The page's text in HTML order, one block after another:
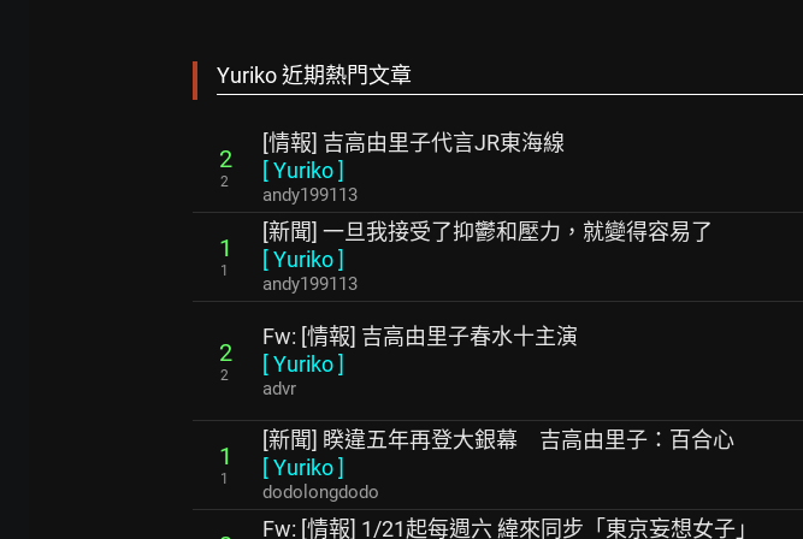
Yuriko 近期熱門文章
2
2
[情報] 吉高由里子代言JR東海線
[Yuriko]
andy199113
1
1
[新聞] 一旦我接受了抑鬱和壓力，就變得容易了
[Yuriko]
andy199113
2
2
Fw: [情報] 吉高由里子春水十主演
[Yuriko]
advr
1
1
[新聞] 睽違五年再登大銀幕 吉高由里子：百合心
[Yuriko]
dodolongdodo
Fw: [情報] 1/21起每週六 緯來同步「東京妄想女子」